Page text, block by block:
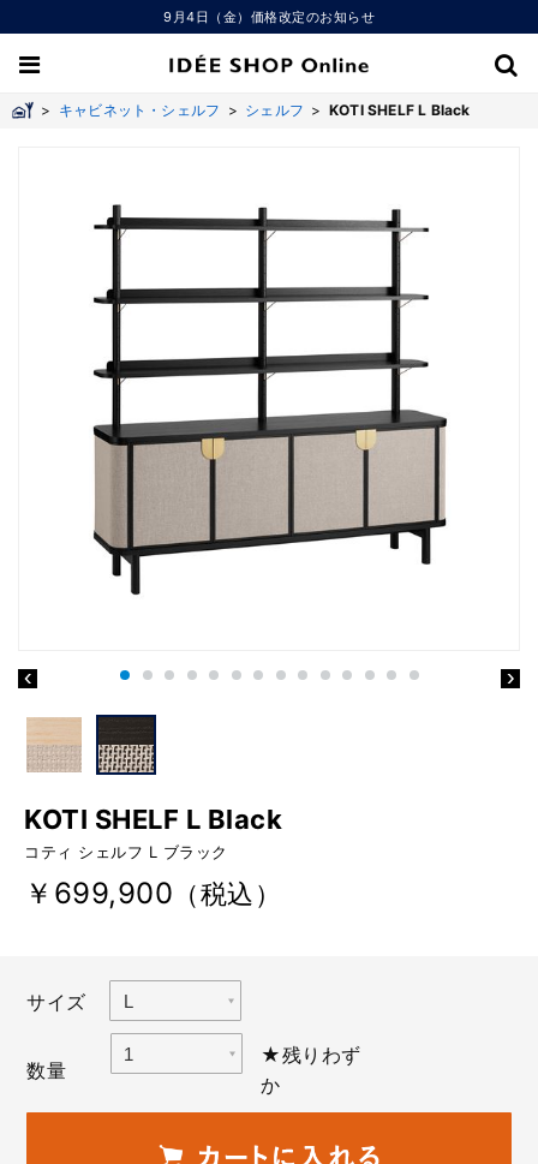
9月4日（金）価格改定のお知らせ
> キャビネット・シェルフ > シェルフ >KOTI SHELF L Black
KOTI SHELF L Black
コティ シェルフ L ブラック
￥699,900 （税込）
サイズ
数量
★残りわず
か